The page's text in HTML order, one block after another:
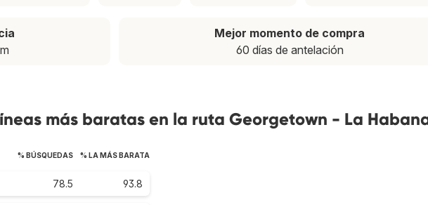
Mejor momento de compra
60 días de antelación
más baratas en la ruta Georgetown - La
% BÚSQUEDAS % LA MÁS BARATA
78.5 93.8